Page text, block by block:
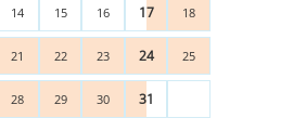
14 15 16 17 18
21 22 23 24 25
28 29 30 31